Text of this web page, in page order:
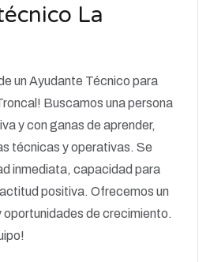
La
un Ayudante Técnico para
Buscamos una persona
y con ganas de aprender,
técnicas y operativas. Se
inmediata, capacidad para
positiva. Ofrecemos un
oportunidades de crecimiento.